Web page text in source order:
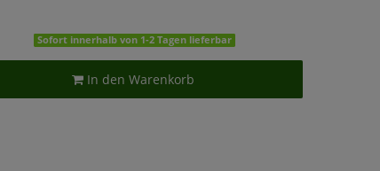
Sofort innerhalb von 1-2 Tagen lieferbar
In den Warenkorb